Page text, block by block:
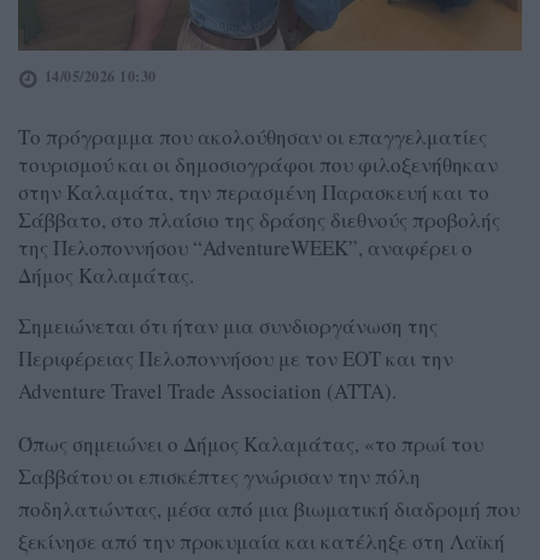
14/05/2026 10:30
Το πρόγραμμα που ακολούθησαν οι επαγγελματίες
τουρισμού και οι δημοσιογράφοι που φιλοξενήθηκαν
στην Καλαμάτα, την περασμένη Παρασκευή και το
Σάββατο, στο πλαίσιο της δράσης διεθνούς προβολής
της Πελοποννήσου “AdventureWEEK”, αναφέρει ο
Δήμος Καλαμάτας.
Σημειώνεται ότι ήταν μια συνδιοργάνωση της
Περιφέρειας Πελοποννήσου με τον ΕΟΤ και την
Adventure Travel Trade Association (ATTA).
Όπως σημειώνει ο Δήμος Καλαμάτας, «το πρωί του
Σαββάτου οι επισκέπτες γνώρισαν την πόλη
ποδηλατώντας, μέσα από μια βιωματική διαδρομή που
ξεκίνησε από την προκυμαία και κατέληξε στη Λαϊκή